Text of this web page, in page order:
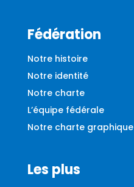
Fédération
Notre histoire
Notre identité
Notre charte
L’équipe fédérale
Notre charte graphique
Les plus